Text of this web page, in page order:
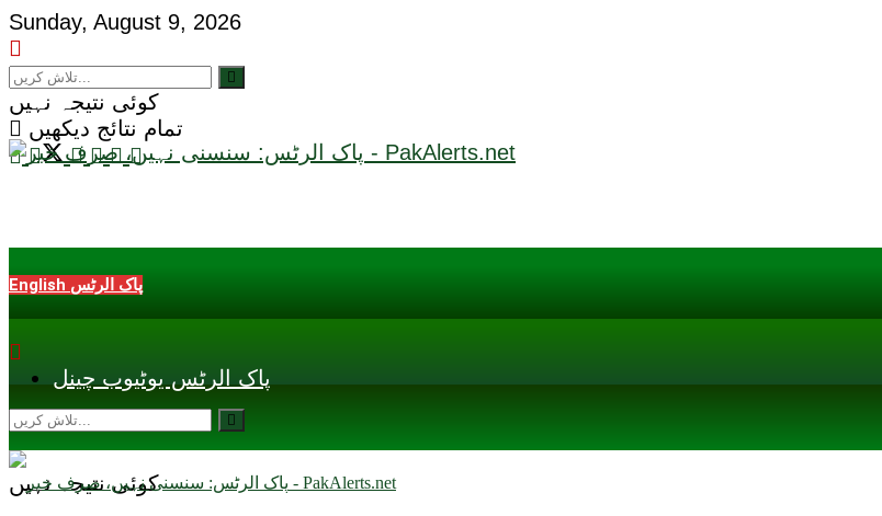
Sunday, August 9, 2026
کوئی نتیجہ نہیں
تمام نتائج دیکھیں
English پاک الرٹس
پاک الرٹس یوٹیوب چینل
کوئی نتیجہ نہیں